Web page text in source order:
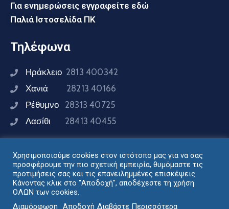
Για ενημερώσεις εγγραφείτε εδώ
Παλιά Ιστοσελίδα ΠΚ
Τηλέφωνα
Ηράκλειο 2813 400342
Χανιά 28213 40166
Ρέθυμνο 28313 40725
Λασίθι 28413 40455
Συνδεθείτε μαζί μας
Σχεδιασμός - Ανάπτυξη: Διεύθυνση Ηλεκτρονικής
Χρησιμοποιούμε cookies στον ιστότοπο μας για να σας
προσφέρουμε την πιο σχετική εμπειρία, θυμόμαστε τις
προτιμήσεις σας και τις επανειλημμένες επισκέψεις.
Κάνοντας κλικ στο "Αποδοχή", αποδέχεστε τη χρήση
ΟΛΩΝ των cookies.
Διαμόρφωση
Αποδοχή Διαβάστε Περισσότερα